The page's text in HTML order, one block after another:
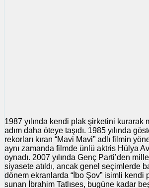
1987 yılında kendi plak şirketini kurarak
adım daha öteye taşıdı. 1985 yılında
rekorları kıran “Mavi Mavi” adlı filmin
aynı zamanda filmde ünlü aktris Hülya
oynadı. 2007 yılında Genç Parti’den
siyasete atıldı, ancak genel seçimlerde
dönem ekranlarda “İbo Şov” isimli kendi
sunan İbrahim Tatlıses, bugüne kadar